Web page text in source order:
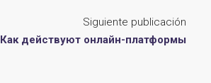
Siguiente publicación
Как действуют онлайн-платформы